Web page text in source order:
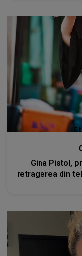
Gina Pistol,
retragerea din